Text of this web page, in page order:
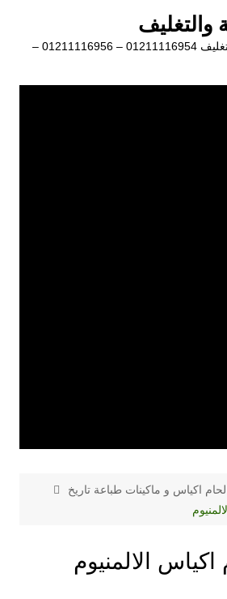
والتغليف
شركة ماكينات التعبئة والتغليف 01211116954 – 01211116956 –
اكياس و ماكينات طباعة تاريخ
الالمنيوم